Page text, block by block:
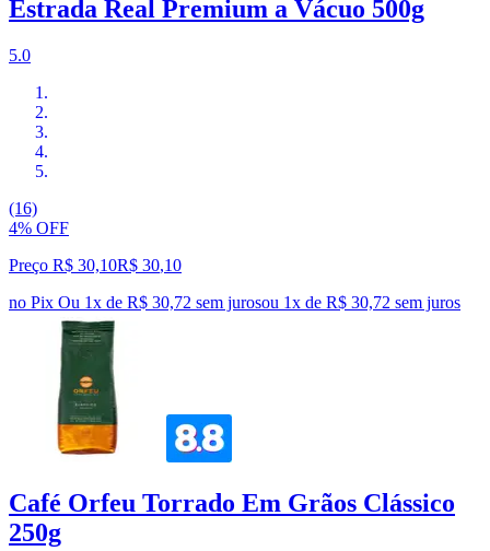
Estrada Real Premium a Vácuo 500g
5.0
(16)
4% OFF
Preço R$ 30,10R$ 30,10
no Pix Ou 1x de R$ 30,72 sem jurosou 1x de R$ 30,72 sem juros
Café Orfeu Torrado Em Grãos Clássico
250g